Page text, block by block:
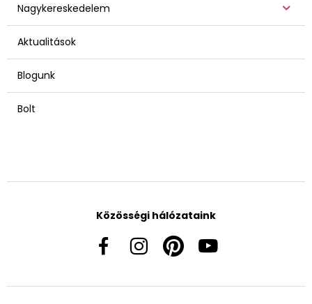
Nagykereskedelem
Aktualitások
Blogunk
Bolt
Közösségi hálózataink